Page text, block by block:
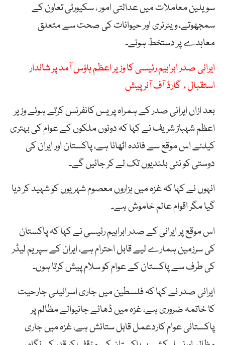
سویلین معاملات میں عدالتی امور ، سکیورٹی تعاون کے
سمجھوتے، ویٹرنری اور حیوانات کی صحت سے متعلق
معاہدے پر دستخط ہوئے۔
ایرانی صدر ابراہیم رئیسی کا وزیر اعظم ہاؤس آمد پر شاندار
استقبال ، گارڈ آف آنر پیش
بعد ازاں ایرانی صدر کے ہمراہ پریس کانفرنس کرتے ہوئے وزیر
اعظم شہباز شریف نے کہا کہ دونوں ملکوں کے عوام کی بہتری
کیلئے اس موقع سے فائدہ اٹھانا ہے، پاکستان اور ایران کی
دوستی کو نئی بلندیوں تک لے کر جائیں گے۔
انہوں نے کہا کہ غزہ میں ہزاروں معصوم شہریوں کو شہید کر دیا
گیا مگر اقوام عالم خاموش ہے۔
اس موقع پر ایرانی کے صدر ابراہیم رئیسی نے کہا کہ پاکستان
کی سرزمین ہمارے لیے قابل احترام ہے، ایران کے سپریم لیڈر
کی طرف سے پاکستان کے عوام کو سلام پیش کرتا ہوں۔
ایرانی صدر نے کہا کہ فلسطین میں جاری اسرائیلی جارحیت
کا خاتمہ ضروری ہے، غزہ میں ڈھائے جانیوالے مظالم پر
پاکستانی عوام کاردعمل قابل ستائش ہے، غزہ میں جاری